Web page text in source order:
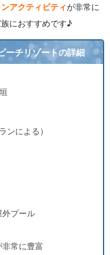
アクティビティが非常に
におすすめです♪
ーチリゾートの詳細
ンによる）
外プール
常に豊富